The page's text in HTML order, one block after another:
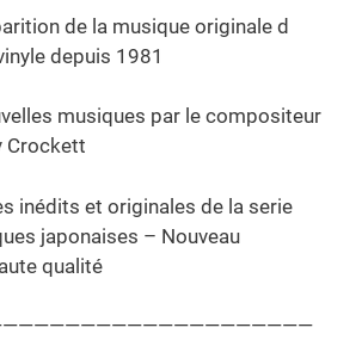
de la musique originale d
depuis 1981
musiques par le compositeur
Crockett
inédits et originales de la serie
japonaises – Nouveau
qualité